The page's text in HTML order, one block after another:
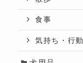
食事
気持ち・行動